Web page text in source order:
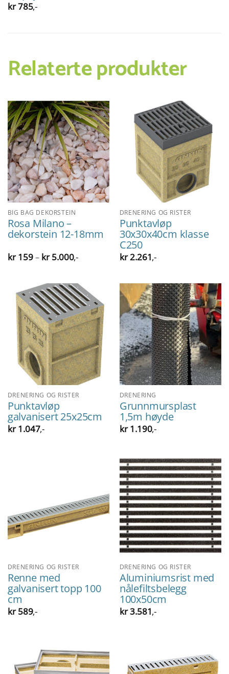
kr785,-
Relaterte produkter
BIG BAG DEKORSTEIN
Rosa Milano –
dekorstein 12-18mm
kr159– kr5.000Prisområde:
kr 159
,-
DRENERING OG RISTER
Punktavløp
30x30x40cm klasse
C250
kr2.261,-
DRENERING OG RISTER
Punktavløp
galvanisert 25x25cm
kr1.047,-
DRENERING
Grunnmursplast
1,5m høyde
kr1.190,-
DRENERING OG RISTER
Renne med
galvanisert topp 100
cm
kr589,-
DRENERING OG RISTER
Aluminiumsrist med
nålefiltsbelegg
100x50cm
kr3.581,-